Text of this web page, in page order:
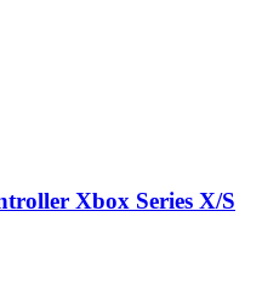
Xbox Series X/S